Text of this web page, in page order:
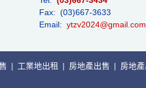
Fax: (03)667-3633
Email: ytzv2024@gmail.com
| 工業地出租 | 房地產出售 | 房地產